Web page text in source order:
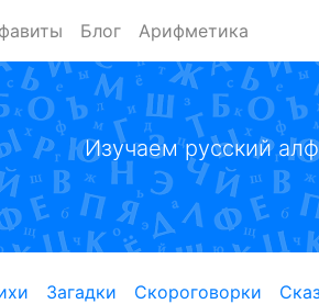
Блог Арифметика
Изучаем русский
Загадки Скороговорки